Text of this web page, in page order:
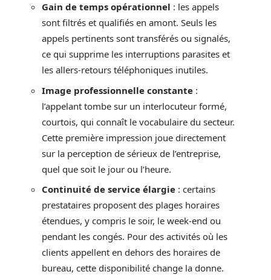
Gain de temps opérationnel : les appels
sont filtrés et qualifiés en amont. Seuls les
appels pertinents sont transférés ou signalés,
ce qui supprime les interruptions parasites et
les allers-retours téléphoniques inutiles.
Image professionnelle constante :
l’appelant tombe sur un interlocuteur formé,
courtois, qui connaît le vocabulaire du secteur.
Cette première impression joue directement
sur la perception de sérieux de l’entreprise,
quel que soit le jour ou l’heure.
Continuité de service élargie : certains
prestataires proposent des plages horaires
étendues, y compris le soir, le week-end ou
pendant les congés. Pour des activités où les
clients appellent en dehors des horaires de
bureau, cette disponibilité change la donne.